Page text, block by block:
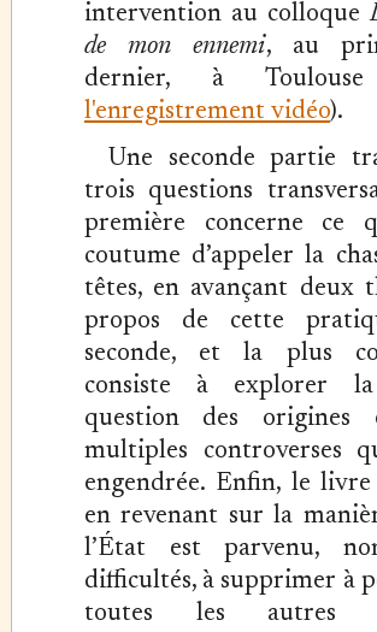
intervention au colloque
de mon ennemi, au
dernier, à
l'enregistrement vidéo).
Une seconde partie
trois questions
première concerne ce
coutume d’appeler la
têtes, en avançant deux
propos de cette
seconde, et la plus
consiste à explorer
question des origines
multiples controverses
engendrée. Enfin, le
en revenant sur la
l’État est parvenu,
difficultés, à supprimer à
toutes les autres